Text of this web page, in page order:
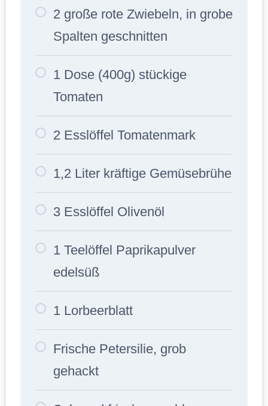
2 große rote Zwiebeln, in grobe
Spalten geschnitten
1 Dose (400g) stückige
Tomaten
2 Esslöffel Tomatenmark
1,2 Liter kräftige Gemüsebrühe
3 Esslöffel Olivenöl
1 Teelöffel Paprikapulver
edelsüß
1 Lorbeerblatt
Frische Petersilie, grob
gehackt